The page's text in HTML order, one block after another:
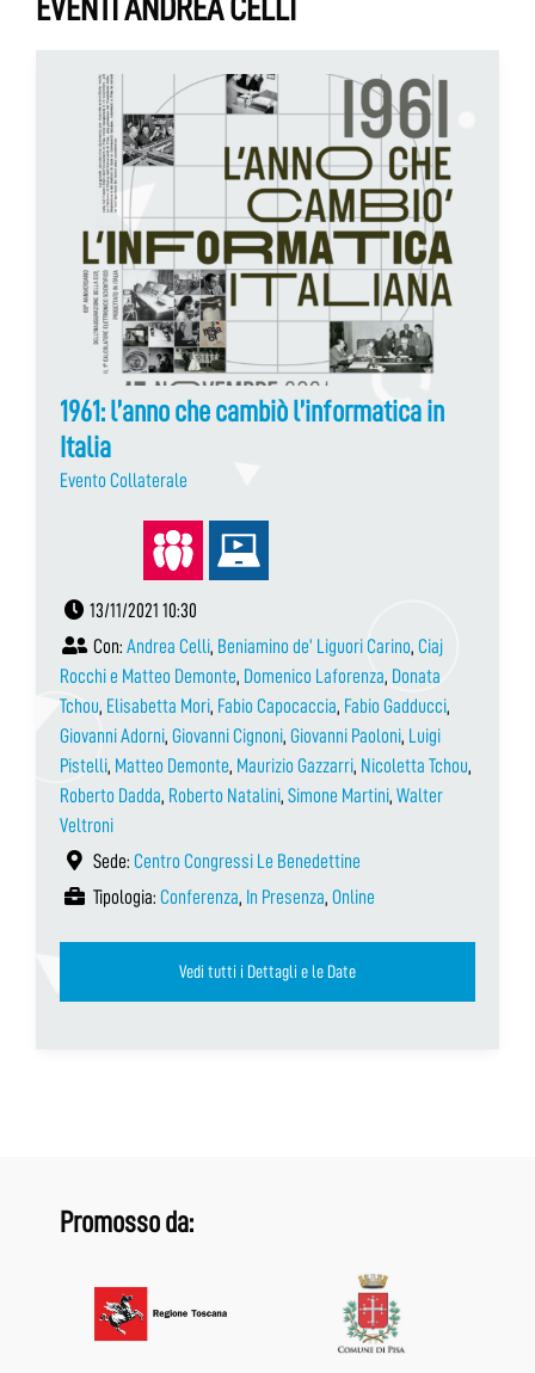
EVENTI ANDREA CELLI
1961: l’anno che cambiò l’informatica in
Italia
Evento Collaterale
13/11/2021 10:30
Con: Andrea Celli, Beniamino de’ Liguori Carino, Ciaj
Rocchi e Matteo Demonte, Domenico Laforenza, Donata
Tchou, Elisabetta Mori, Fabio Capocaccia, Fabio Gadducci,
Giovanni Adorni, Giovanni Cignoni, Giovanni Paoloni, Luigi
Pistelli, Matteo Demonte, Maurizio Gazzarri, Nicoletta Tchou,
Roberto Dadda, Roberto Natalini, Simone Martini, Walter
Veltroni
Sede: Centro Congressi Le Benedettine
Tipologia: Conferenza, In Presenza, Online
Vedi tutti i Dettagli e le Date
Promosso da: